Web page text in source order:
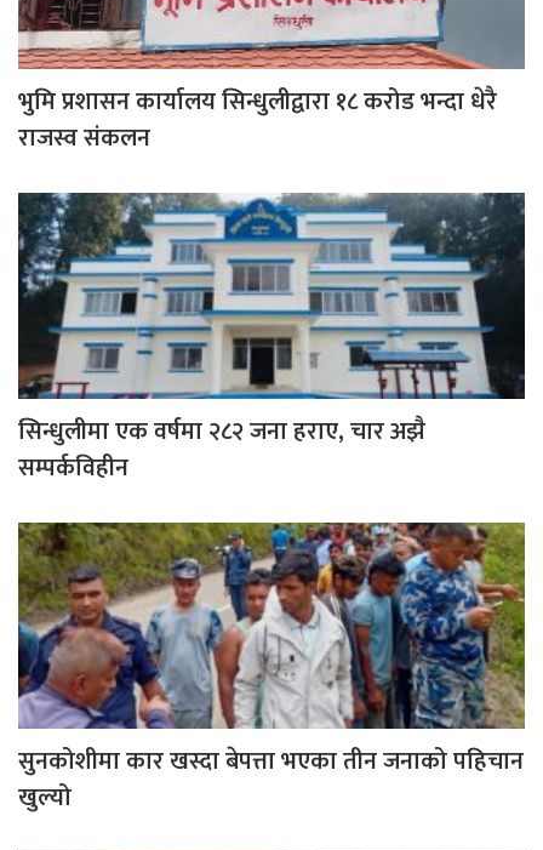
भुमि प्रशासन कार्यालय सिन्धुलीद्वारा १८ करोड भन्दा धेरै
राजस्व संकलन
सिन्धुलीमा एक वर्षमा २८२ जना हराए, चार अझै
सम्पर्कविहीन
सुनकोशीमा कार खस्दा बेपत्ता भएका तीन जनाको पहिचान
खुल्यो